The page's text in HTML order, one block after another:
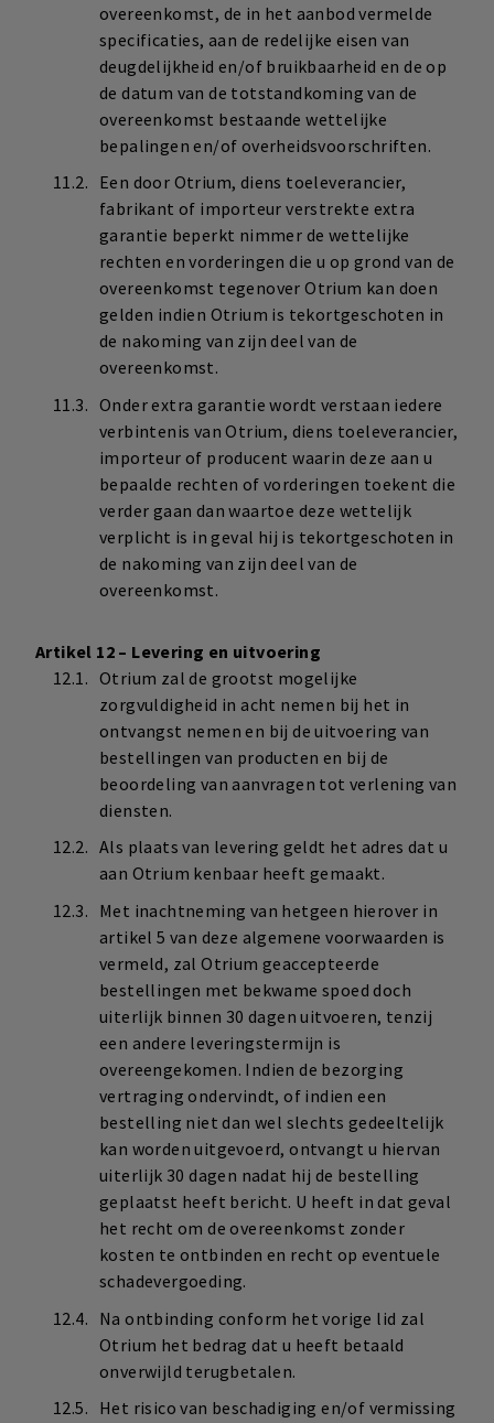
overeenkomst, de in het aanbod vermelde
specificaties, aan de redelijke eisen van
deugdelijkheid en/of bruikbaarheid en de op
de datum van de totstandkoming van de
overeenkomst bestaande wettelijke
bepalingen en/of overheidsvoorschriften.
Een door Otrium, diens toeleverancier,
fabrikant of importeur verstrekte extra
garantie beperkt nimmer de wettelijke
rechten en vorderingen die u op grond van de
overeenkomst tegenover Otrium kan doen
gelden indien Otrium is tekortgeschoten in
de nakoming van zijn deel van de
overeenkomst.
Onder extra garantie wordt verstaan iedere
verbintenis van Otrium, diens toeleverancier,
importeur of producent waarin deze aan u
bepaalde rechten of vorderingen toekent die
verder gaan dan waartoe deze wettelijk
verplicht is in geval hij is tekortgeschoten in
de nakoming van zijn deel van de
overeenkomst.
Artikel 12 – Levering en uitvoering
Otrium zal de grootst mogelijke
zorgvuldigheid in acht nemen bij het in
ontvangst nemen en bij de uitvoering van
bestellingen van producten en bij de
beoordeling van aanvragen tot verlening van
diensten.
Als plaats van levering geldt het adres dat u
aan Otrium kenbaar heeft gemaakt.
Met inachtneming van hetgeen hierover in
artikel 5 van deze algemene voorwaarden is
vermeld, zal Otrium geaccepteerde
bestellingen met bekwame spoed doch
uiterlijk binnen 30 dagen uitvoeren, tenzij
een andere leveringstermijn is
overeengekomen. Indien de bezorging
vertraging ondervindt, of indien een
bestelling niet dan wel slechts gedeeltelijk
kan worden uitgevoerd, ontvangt u hiervan
uiterlijk 30 dagen nadat hij de bestelling
geplaatst heeft bericht. U heeft in dat geval
het recht om de overeenkomst zonder
kosten te ontbinden en recht op eventuele
schadevergoeding.
Na ontbinding conform het vorige lid zal
Otrium het bedrag dat u heeft betaald
onverwijld terugbetalen.
Het risico van beschadiging en/of vermissing